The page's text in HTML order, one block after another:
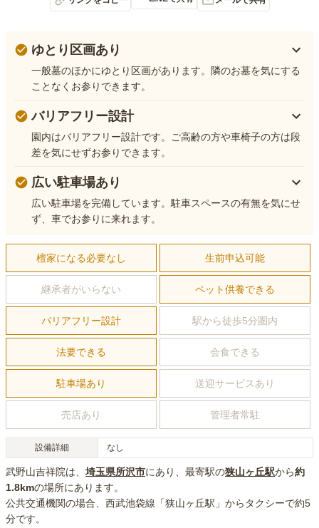
ゆとり区画あり
一般墓のほかにゆとり区画があります。隣のお墓を気にする
ことなくお参りできます。
バリアフリー設計
園内はバリアフリー設計です。ご高齢の方や車椅子の方は段
差を気にせずお参りできます。
広い駐車場あり
広い駐車場を完備しています。駐車スペースの有無を気にせ
ず、車でお参りに来れます。
檀家になる必要なし 生前申込可能
継承者がいらない ペット供養できる
バリアフリー設計 駅から徒歩5分圏内
法要できる 会食できる
駐車場あり 送迎サービスあり
売店あり 管理者常駐
設備詳細 なし
武野山吉祥院は、 埼玉県所沢市にあり 、最寄駅の狭山ヶ丘駅から約
1.8kmの場所にあり ます。
公共交通機関の場合、西武池袋線「狭山ヶ丘駅」からタクシーで約5
分です。